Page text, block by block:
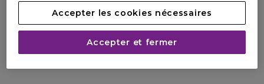
Accepter les cookies nécessaires
Accepter et fermer